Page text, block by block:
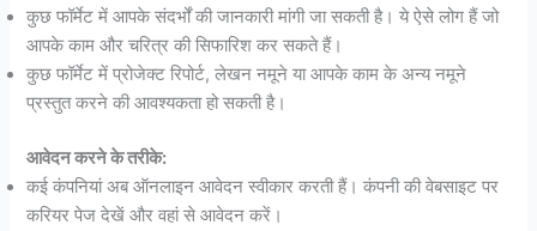
कुछ फॉर्मेट में आपके संदर्भों की जानकारी मांगी जा सकती है। ये ऐसे लोग हैं जो
आपके काम और चरित्र की सिफारिश कर सकते हैं।
कुछ फॉर्मेट में प्रोजेक्ट रिपोर्ट, लेखन नमूने या आपके काम के अन्य नमूने
प्रस्तुत करने की आवश्यकता हो सकती है।
आवेदन करने के तरीके:
कई कंपनियां अब ऑनलाइन आवेदन स्वीकार करती हैं। कंपनी की वेबसाइट पर
करियर पेज देखें और वहां से आवेदन करें।